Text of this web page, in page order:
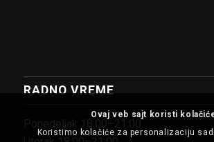
RADNO VREME
Ovaj veb sajt koristi
Koristimo kolačiće za personalizaciju